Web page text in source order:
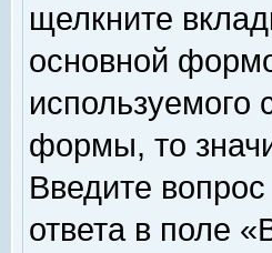
щелкните
основной
используемого
формы, то
Введите
ответа в поле